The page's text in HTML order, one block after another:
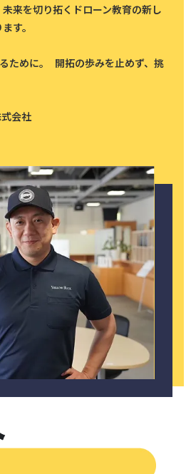
来を切り拓くドローン教育の新し
す。
ために。 開拓の歩みを止めず、挑
会社